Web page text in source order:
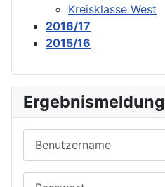
Kreisklasse West
2016/17
2015/16
Ergebnismeldung